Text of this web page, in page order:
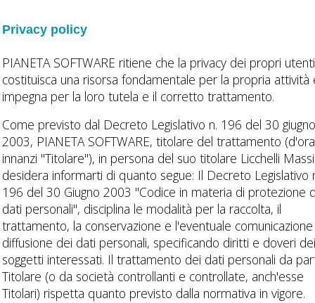
Privacy policy
PIANETA SOFTWARE ritiene che la privacy dei propri utenti
costituisca una risorsa fondamentale per la propria attività
impegna per la loro tutela e il corretto trattamento.
Come previsto dal Decreto Legislativo n. 196 del 30
2003, PIANETA SOFTWARE, titolare del trattamento (d'ora
innanzi "Titolare"), in persona del suo titolare Licchelli
desidera informarti di quanto segue: Il Decreto Legislativo
196 del 30 Giugno 2003 "Codice in materia di protezione
dati personali", disciplina le modalità per la raccolta, il
trattamento, la conservazione e l'eventuale
diffusione dei dati personali, specificando diritti e doveri
soggetti interessati. Il trattamento dei dati personali da
Titolare (o da società controllanti e controllate, anch'esse
Titolari) rispetta quanto previsto dalla normativa in vigore.